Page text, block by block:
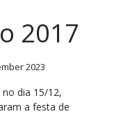
2017
2023
no dia 15/12,
a festa de